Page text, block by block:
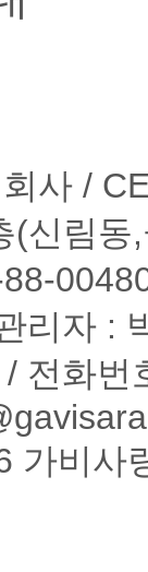
사 /
(신림동
리자 :
전화
가비사